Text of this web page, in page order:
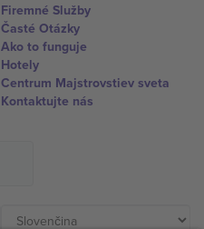
Firemné Služby
Časté Otázky
Ako to funguje
Hotely
Centrum Majstrovstiev sveta
Kontaktujte nás